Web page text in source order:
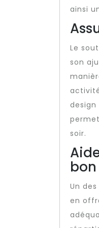
ainsi
Le
son
soir.
Un
en